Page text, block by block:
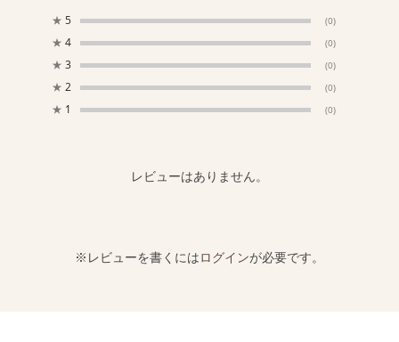
★ 5 (0)
★ 4 (0)
★ 3 (0)
★ 2 (0)
★ 1 (0)
レビューはありません。
※レビューを書くにはログインが必要です。